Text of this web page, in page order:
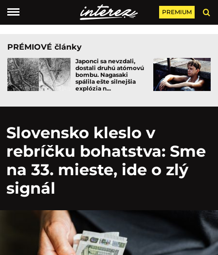
PREMIUM
PRÉMIOVÉ články
Japonci sa nevzdali,
dostali druhú atómovú
bombu. Nagasaki
spálila ešte silnejšia
explózia n...
Slovensko kleslo v
rebríčku bohatstva: Sme
na 33. mieste, ide o zlý
signál